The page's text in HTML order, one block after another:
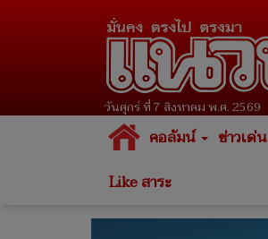
วันศุกร์ ที่ 7 สิงหาคม พ.ศ. 2569
คอลัมน์ ข่าวเด่น
Like สาระ